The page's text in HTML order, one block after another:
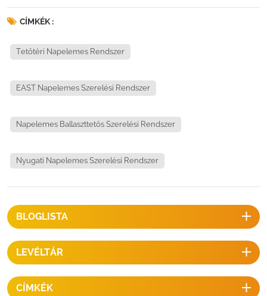
a tömböt a lapostető károsodása nélkül. Kompatibilis mind a keretezett
fotovoltaikus modulokkal, mind a keret nélküli vékonyfilm modulokkal.
alumínium konstrukcióból készül, és előre összeszerelt alkatrészekkel
érkezik, csak kevés szerszámot igényel, gyorsan és egyszerűen
tetőDöntési szög: 5-10 fokModultájolás: TájÉpítési magasság:
CÍMKÉK :
Tetőtéri Napelemes Rendszer
EAST Napelemes Szerelési Rendszer
Napelemes Ballaszttetős Szerelési Rendszer
Nyugati Napelemes Szerelési Rendszer
BLOGLISTA
LEVÉLTÁR
CÍMKÉK